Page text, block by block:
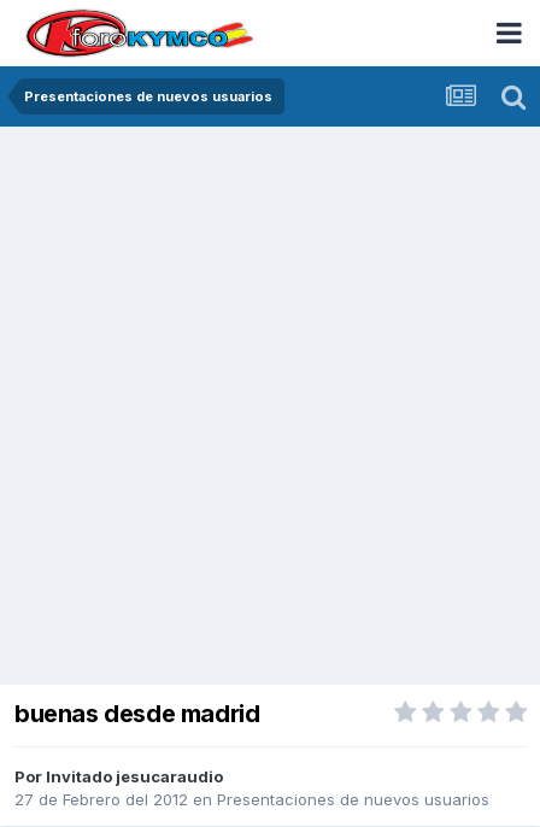
Presentaciones de nuevos usuarios
buenas desde madrid
Por Invitado jesucaraudio
27 de Febrero del 2012 en Presentaciones de nuevos usuarios